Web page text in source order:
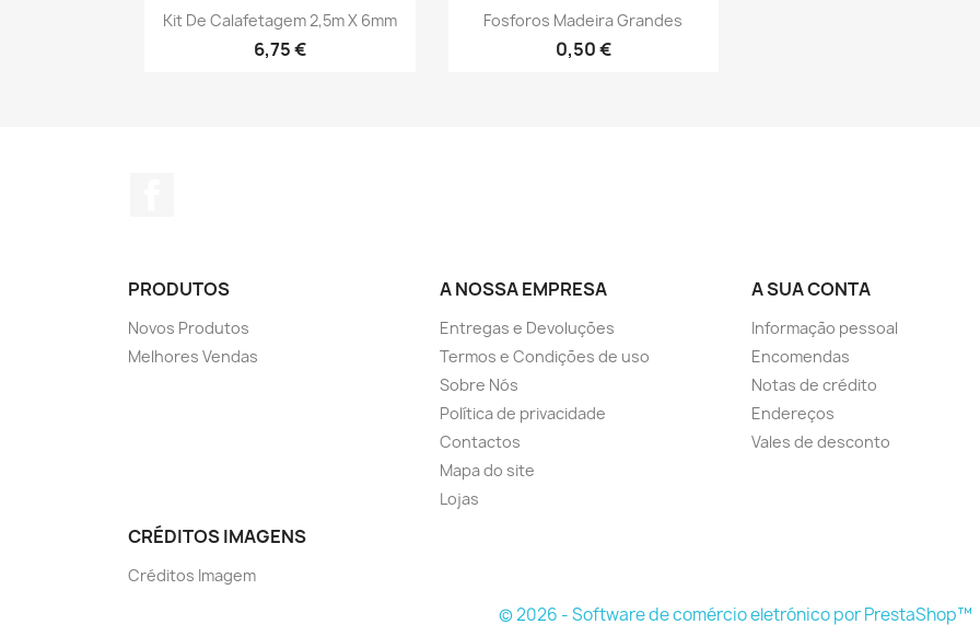
Kit De Calafetagem 2,5m X 6mm
6,75 €
Vista rápida Fosforos Madeira Grandes
0,50 €
Vista rápida
PRODUTOS
Novos Produtos
Melhores Vendas
A NOSSA EMPRESA
Entregas e Devoluções
Termos e Condições de uso
Sobre Nós
Política de privacidade
Contactos
Mapa do site
Lojas
CRÉDITOS IMAGENS
Créditos Imagem
A SUA CONTA
Informação pessoal
Encomendas
Notas de crédito
Endereços
Vales de desconto
© 2026 - Software de comércio eletrónico por PrestaShop™